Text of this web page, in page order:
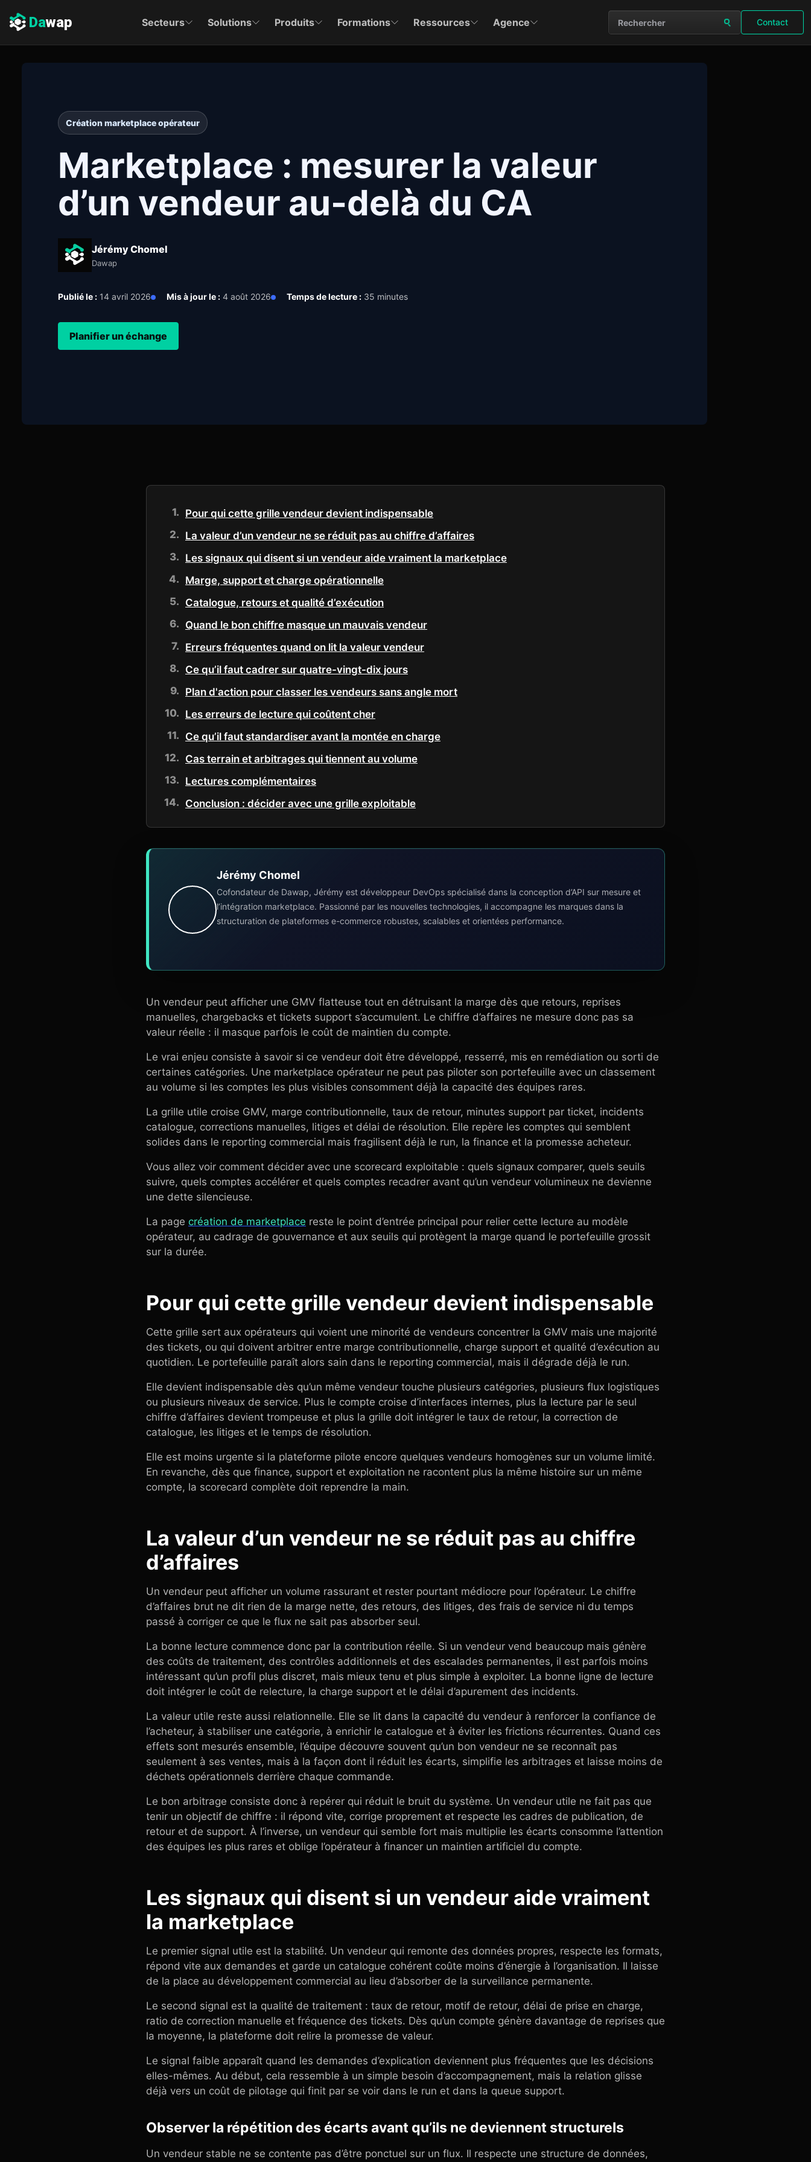
Dawap Secteurs Solutions Produits Formations Ressources Agence
Rechercher sur le site
Contact
Création marketplace opérateur
Marketplace : mesurer la valeur
d’un vendeur au-delà du CA
Jérémy Chomel
Dawap
Publié le : 14 avril 2026 Mis à jour le : 4 août 2026 Temps de lecture : 35 minutes
Planifier un échange
Pour qui cette grille vendeur devient indispensable
La valeur d’un vendeur ne se réduit pas au chiffre d’affaires
Les signaux qui disent si un vendeur aide vraiment la marketplace
Marge, support et charge opérationnelle
Catalogue, retours et qualité d’exécution
Quand le bon chiffre masque un mauvais vendeur
Erreurs fréquentes quand on lit la valeur vendeur
Ce qu’il faut cadrer sur quatre-vingt-dix jours
Plan d'action pour classer les vendeurs sans angle mort
Les erreurs de lecture qui coûtent cher
Ce qu’il faut standardiser avant la montée en charge
Cas terrain et arbitrages qui tiennent au volume
Lectures complémentaires
Conclusion : décider avec une grille exploitable
Jérémy Chomel
Cofondateur de Dawap, Jérémy est développeur DevOps spécialisé dans la conception d’API sur mesure et
l’intégration marketplace. Passionné par les nouvelles technologies, il accompagne les marques dans la
structuration de plateformes e-commerce robustes, scalables et orientées performance.
Un vendeur peut afficher une GMV flatteuse tout en détruisant la marge dès que retours, reprises
manuelles, chargebacks et tickets support s’accumulent. Le chiffre d’affaires ne mesure donc pas sa
valeur réelle : il masque parfois le coût de maintien du compte.
Le vrai enjeu consiste à savoir si ce vendeur doit être développé, resserré, mis en remédiation ou sorti de
certaines catégories. Une marketplace opérateur ne peut pas piloter son portefeuille avec un classement
au volume si les comptes les plus visibles consomment déjà la capacité des équipes rares.
La grille utile croise GMV, marge contributionnelle, taux de retour, minutes support par ticket, incidents
catalogue, corrections manuelles, litiges et délai de résolution. Elle repère les comptes qui semblent
solides dans le reporting commercial mais fragilisent déjà le run, la finance et la promesse acheteur.
Vous allez voir comment décider avec une scorecard exploitable : quels signaux comparer, quels seuils
suivre, quels comptes accélérer et quels comptes recadrer avant qu’un vendeur volumineux ne devienne
une dette silencieuse.
La page création de marketplace reste le point d’entrée principal pour relier cette lecture au modèle
opérateur, au cadrage de gouvernance et aux seuils qui protègent la marge quand le portefeuille grossit
sur la durée.
Pour qui cette grille vendeur devient indispensable
Cette grille sert aux opérateurs qui voient une minorité de vendeurs concentrer la GMV mais une majorité
des tickets, ou qui doivent arbitrer entre marge contributionnelle, charge support et qualité d’exécution au
quotidien. Le portefeuille paraît alors sain dans le reporting commercial, mais il dégrade déjà le run.
Elle devient indispensable dès qu’un même vendeur touche plusieurs catégories, plusieurs flux logistiques
ou plusieurs niveaux de service. Plus le compte croise d’interfaces internes, plus la lecture par le seul
chiffre d’affaires devient trompeuse et plus la grille doit intégrer le taux de retour, la correction de
catalogue, les litiges et le temps de résolution.
Elle est moins urgente si la plateforme pilote encore quelques vendeurs homogènes sur un volume limité.
En revanche, dès que finance, support et exploitation ne racontent plus la même histoire sur un même
compte, la scorecard complète doit reprendre la main.
La valeur d’un vendeur ne se réduit pas au chiffre
d’affaires
Un vendeur peut afficher un volume rassurant et rester pourtant médiocre pour l’opérateur. Le chiffre
d’affaires brut ne dit rien de la marge nette, des retours, des litiges, des frais de service ni du temps
passé à corriger ce que le flux ne sait pas absorber seul.
La bonne lecture commence donc par la contribution réelle. Si un vendeur vend beaucoup mais génère
des coûts de traitement, des contrôles additionnels et des escalades permanentes, il est parfois moins
intéressant qu’un profil plus discret, mais mieux tenu et plus simple à exploiter. La bonne ligne de lecture
doit intégrer le coût de relecture, la charge support et le délai d’apurement des incidents.
La valeur utile reste aussi relationnelle. Elle se lit dans la capacité du vendeur à renforcer la confiance de
l’acheteur, à stabiliser une catégorie, à enrichir le catalogue et à éviter les frictions récurrentes. Quand ces
effets sont mesurés ensemble, l’équipe découvre souvent qu’un bon vendeur ne se reconnaît pas
seulement à ses ventes, mais à la façon dont il réduit les écarts, simplifie les arbitrages et laisse moins de
déchets opérationnels derrière chaque commande.
Le bon arbitrage consiste donc à repérer qui réduit le bruit du système. Un vendeur utile ne fait pas que
tenir un objectif de chiffre : il répond vite, corrige proprement et respecte les cadres de publication, de
retour et de support. À l’inverse, un vendeur qui semble fort mais multiplie les écarts consomme l’attention
des équipes les plus rares et oblige l’opérateur à financer un maintien artificiel du compte.
Les signaux qui disent si un vendeur aide vraiment
la marketplace
Le premier signal utile est la stabilité. Un vendeur qui remonte des données propres, respecte les formats,
répond vite aux demandes et garde un catalogue cohérent coûte moins d’énergie à l’organisation. Il laisse
de la place au développement commercial au lieu d’absorber de la surveillance permanente.
Le second signal est la qualité de traitement : taux de retour, motif de retour, délai de prise en charge,
ratio de correction manuelle et fréquence des tickets. Dès qu’un compte génère davantage de reprises que
la moyenne, la plateforme doit relire la promesse de valeur.
Le signal faible apparaît quand les demandes d’explication deviennent plus fréquentes que les décisions
elles-mêmes. Au début, cela ressemble à un simple besoin d’accompagnement, mais la relation glisse
déjà vers un coût de pilotage qui finit par se voir dans le run et dans la queue support.
Observer la répétition des écarts avant qu’ils ne deviennent structurels
Un vendeur stable ne se contente pas d’être ponctuel sur un flux. Il respecte une structure de données,